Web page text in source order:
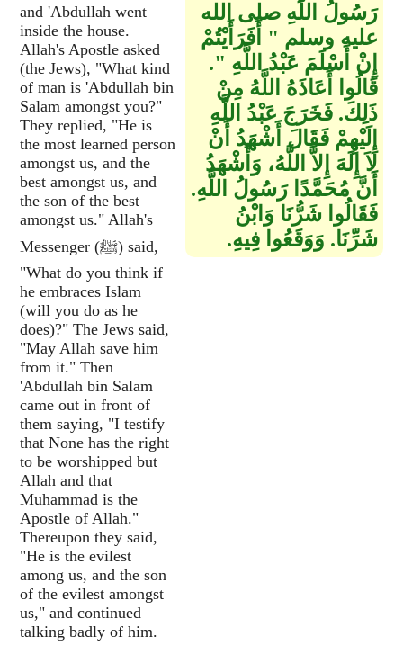
and 'Abdullah went
inside the house.
Allah's Apostle asked
(the Jews), "What kind
of man is 'Abdullah bin
Salam amongst you?"
They replied, "He is
the most learned person
amongst us, and the
best amongst us, and
the son of the best
amongst us." Allah's
Messenger (ﷺ) said,
"What do you think if
he embraces Islam
(will you do as he
does)?" The Jews said,
"May Allah save him
from it." Then
'Abdullah bin Salam
came out in front of
them saying, "I testify
that None has the right
to be worshipped but
Allah and that
Muhammad is the
Apostle of Allah."
Thereupon they said,
"He is the evilest
among us, and the son
of the evilest amongst
us," and continued
talking badly of him.
رَسُولُ اللَّهِ صلى الله
عليه وسلم ‏"‏ أَفَرَأَيْتُمْ
إِنْ أَسْلَمَ عَبْدُ اللَّهِ ‏"‏‏.‏
قَالُوا أَعَاذَهُ اللَّهُ مِنْ
ذَلِكَ‏.‏ فَخَرَجَ عَبْدُ اللَّهِ
إِلَيْهِمْ فَقَالَ أَشْهَدُ أَنْ
لاَ إِلَهَ إِلاَّ اللَّهُ، وَأَشْهَدُ
أَنَّ مُحَمَّدًا رَسُولُ اللَّهِ‏.‏
فَقَالُوا شَرُّنَا وَابْنُ
شَرِّنَا‏.‏ وَوَقَعُوا فِيهِ‏.‏